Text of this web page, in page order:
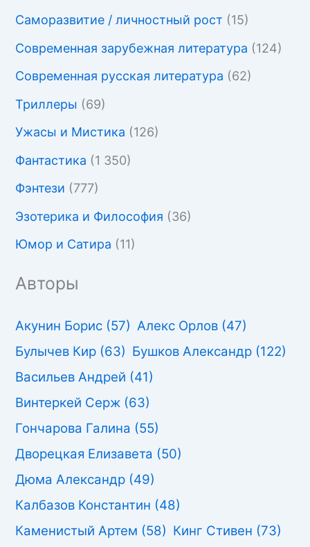
Саморазвитие / личностный рост (15)
Современная зарубежная литература (124)
Современная русская литература (62)
Триллеры (69)
Ужасы и Мистика (126)
Фантастика (1 350)
Фэнтези (777)
Эзотерика и Философия (36)
Юмор и Сатира (11)
Авторы
Акунин Борис (57) Алекс Орлов (47)
Булычев Кир (63) Бушков Александр (122)
Васильев Андрей (41)
Винтеркей Серж (63)
Гончарова Галина (55)
Дворецкая Елизавета (50)
Дюма Александр (49)
Калбазов Константин (48)
Каменистый Артем (58) Кинг Стивен (73)